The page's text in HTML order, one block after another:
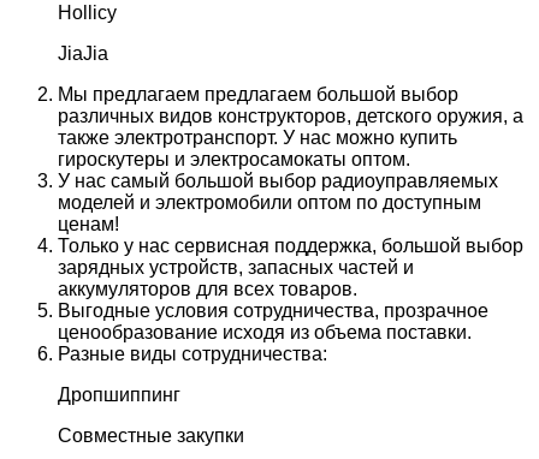
Hollicy
JiaJia
Мы предлагаем предлагаем большой выбор
различных видов конструкторов, детского оружия, а
также электротранспорт. У нас можно купить
гироскутеры и электросамокаты оптом.
У нас самый большой выбор радиоуправляемых
моделей и электромобили оптом по доступным
ценам!
Только у нас сервисная поддержка, большой выбор
зарядных устройств, запасных частей и
аккумуляторов для всех товаров.
Выгодные условия сотрудничества, прозрачное
ценообразование исходя из объема поставки.
Разные виды сотрудничества:
Дропшиппинг
Совместные закупки